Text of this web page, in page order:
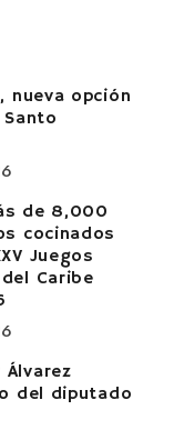
nueva opción
de 8,000
cocinados
Juegos
Caribe
Álvarez
del diputado